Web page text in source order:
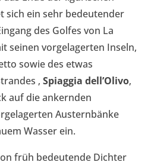
sich ein sehr bedeutender
des Golfes von La
seinen vorgelagerten Inseln,
sowie des etwas
‚Spiaggia dell’Olivo‚
auf die ankernden
Austernbänke
Wasser ein.
früh bedeutende Dichter